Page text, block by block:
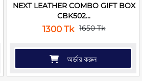
NEXT LEATHER COMBO GIFT BOX
CBK502...
1300 Tk 1650 Tk
অর্ডার করুন